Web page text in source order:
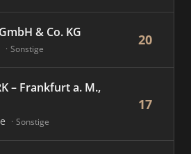
& Co. KG
Sonstige
20
– Frankfurt a. M.,
Sonstige
17